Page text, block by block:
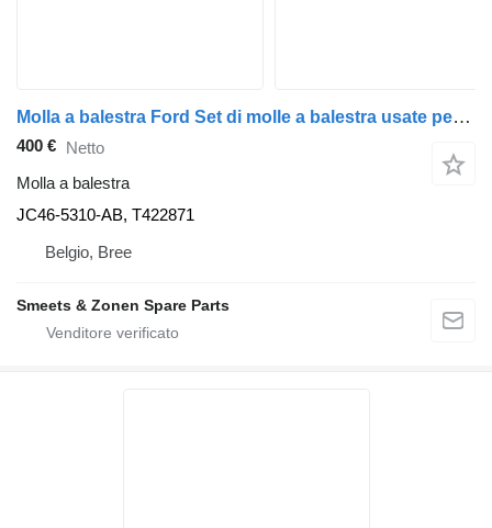
Molla a balestra Ford Set di molle a balestra usate per l'asse anteriore JC46-5310-AB per camion
400 € Netto
Molla a balestra
JC46-5310-AB, T422871
Belgio, Bree
Smeets & Zonen Spare Parts